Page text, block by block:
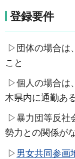
登録要件
▷団体の場合は
こと
▷個人の場合は
木県内に通勤あ
▷暴力団等反社
勢力との関係が
▷ 男女共同参画